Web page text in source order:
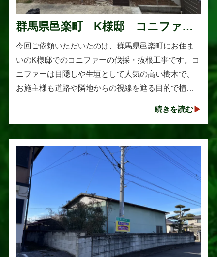
群馬県邑楽町 K様邸 コニファー
伐採・抜根工事
今回ご依頼いただいたのは、群馬県邑楽町にお住ま
いのK様邸でのコニファーの伐採・抜根工事です。コ
ニファーは目隠しや生垣として人気の高い樹木で、
お施主様も道路や隣地からの視線を遮る目的で植え
続きを読む